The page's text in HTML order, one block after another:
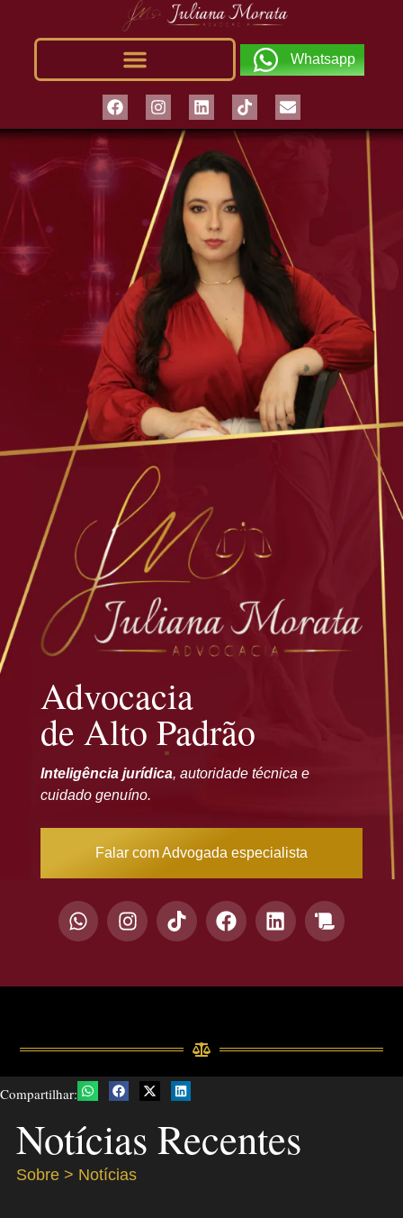
Whatsapp
Advocacia
de Alto Padrão
Inteligência jurídica, autoridade técnica e
cuidado genuíno.
Falar com Advogada especialista
Compartilhar:
Notícias Recentes
Sobre > Notícias